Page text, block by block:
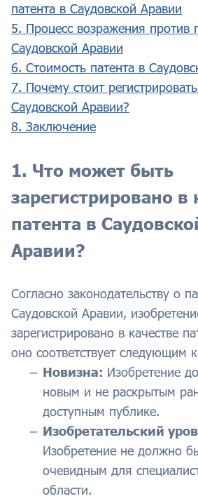
патента в Саудовской Аравии
5. Процесс возражения против
Саудовской Аравии
6. Стоимость патента в
7. Почему стоит
Саудовской Аравии?
8. Заключение
1. Что может быть
зарегистрировано в
патента в
Аравии?
Согласно законодательству о
Саудовской Аравии,
зарегистрировано в качестве
оно соответствует следующим
Новизна: Изобретение
новым и не раскрытым
доступным публике.
Изобретательский
Изобретение не должно
очевидным для
области.